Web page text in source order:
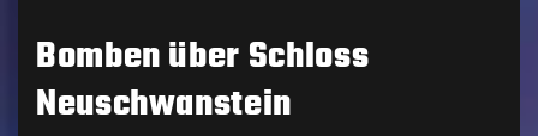
Bomben über Schloss
Neuschwanstein